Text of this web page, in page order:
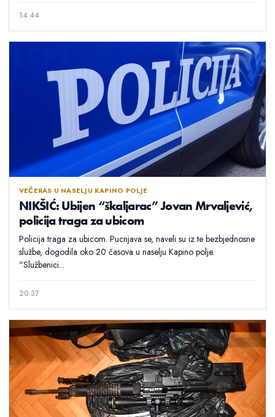
14:44
VEČERAS U NASELJU KAPINO POLJE
NIKŠIĆ: Ubijen “škaljarac” Jovan Mrvaljević,
policija traga za ubicom
Policija traga za ubicom. Pucnjava se, naveli su iz te bezbjednosne
službe, dogodila oko 20 časova u naselju Kapino polje.
"Službenici...
20:37